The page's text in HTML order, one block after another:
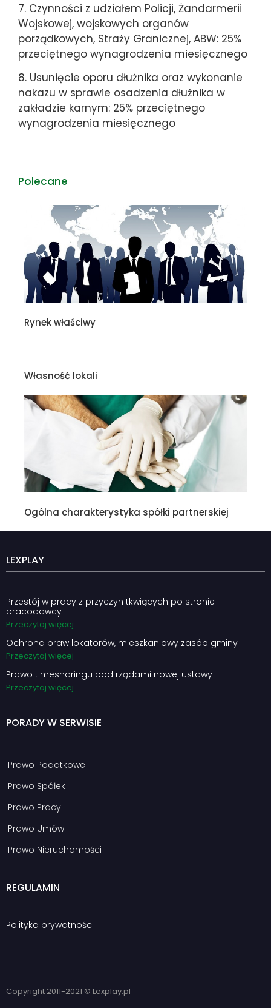
7. Czynności z udziałem Policji, Żandarmerii
Wojskowej, wojskowych organów
porządkowych, Straży Granicznej, ABW: 25%
przeciętnego wynagrodzenia miesięcznego
8. Usunięcie oporu dłużnika oraz wykonanie
nakazu w sprawie osadzenia dłużnika w
zakładzie karnym: 25% przeciętnego
wynagrodzenia miesięcznego
Polecane
Rynek właściwy
Własność lokali
Ogólna charakterystyka spółki partnerskiej
LEXPLAY
Przestój w pracy z przyczyn tkwiących po stronie
pracodawcy
Przeczytaj więcej
Ochrona praw lokatorów, mieszkaniowy zasób gminy
Przeczytaj więcej
Prawo timesharingu pod rządami nowej ustawy
Przeczytaj więcej
PORADY W SERWISIE
Prawo Podatkowe
Prawo Spółek
Prawo Pracy
Prawo Umów
Prawo Nieruchomości
REGULAMIN
Polityka prywatności
Copyright 2011-2021 © Lexplay.pl​